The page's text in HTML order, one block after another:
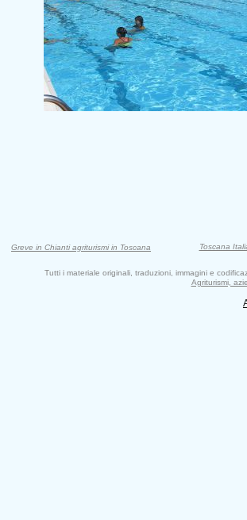
Greve in Chianti agriturismi in Toscana Toscana
Tutti i materiale originali, traduzioni, immagini e
Agriturismi,